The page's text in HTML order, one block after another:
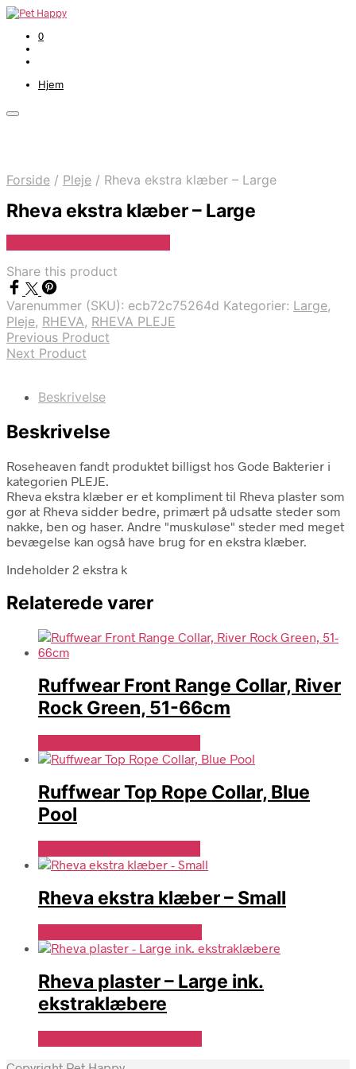
0
Hjem
Forside / Pleje / Rheva ekstra klæber – Large
Rheva ekstra klæber – Large
Share this product
Varenummer (SKU): ecb72c75264d Kategorier: Large,
Pleje, RHEVA, RHEVA PLEJE
Previous Product
Next Product
Beskrivelse
Beskrivelse
Roseheaven fandt produktet billigst hos Gode Bakterier i
kategorien PLEJE.
Rheva ekstra klæber er et kompliment til Rheva plaster som
gør at Rheva sidder bedre, primært på udsatte steder som
nakke, ben og haser. Andre "muskuløse" steder med meget
bevægelse kan også have brug for en ekstra klæber.
Indeholder 2 ekstra k
Relaterede varer
Ruffwear Front Range Collar, River
Rock Green, 51-66cm
Ruffwear Top Rope Collar, Blue
Pool
Rheva ekstra klæber – Small
Rheva plaster – Large ink.
ekstraklæbere